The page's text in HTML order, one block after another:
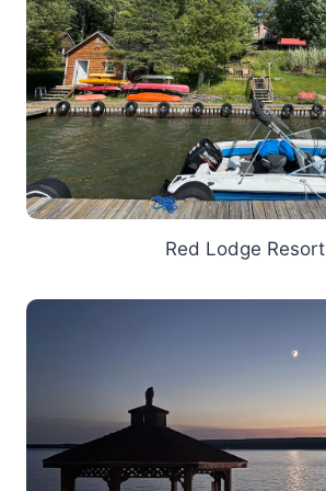
Red Lodge Resort